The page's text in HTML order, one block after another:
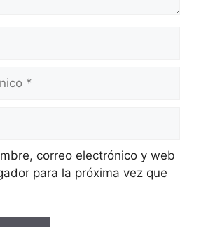
correo electrónico y web
para la próxima vez que